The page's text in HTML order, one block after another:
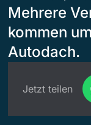
Mehrere
kommen
Autodach.
Jetzt teilen